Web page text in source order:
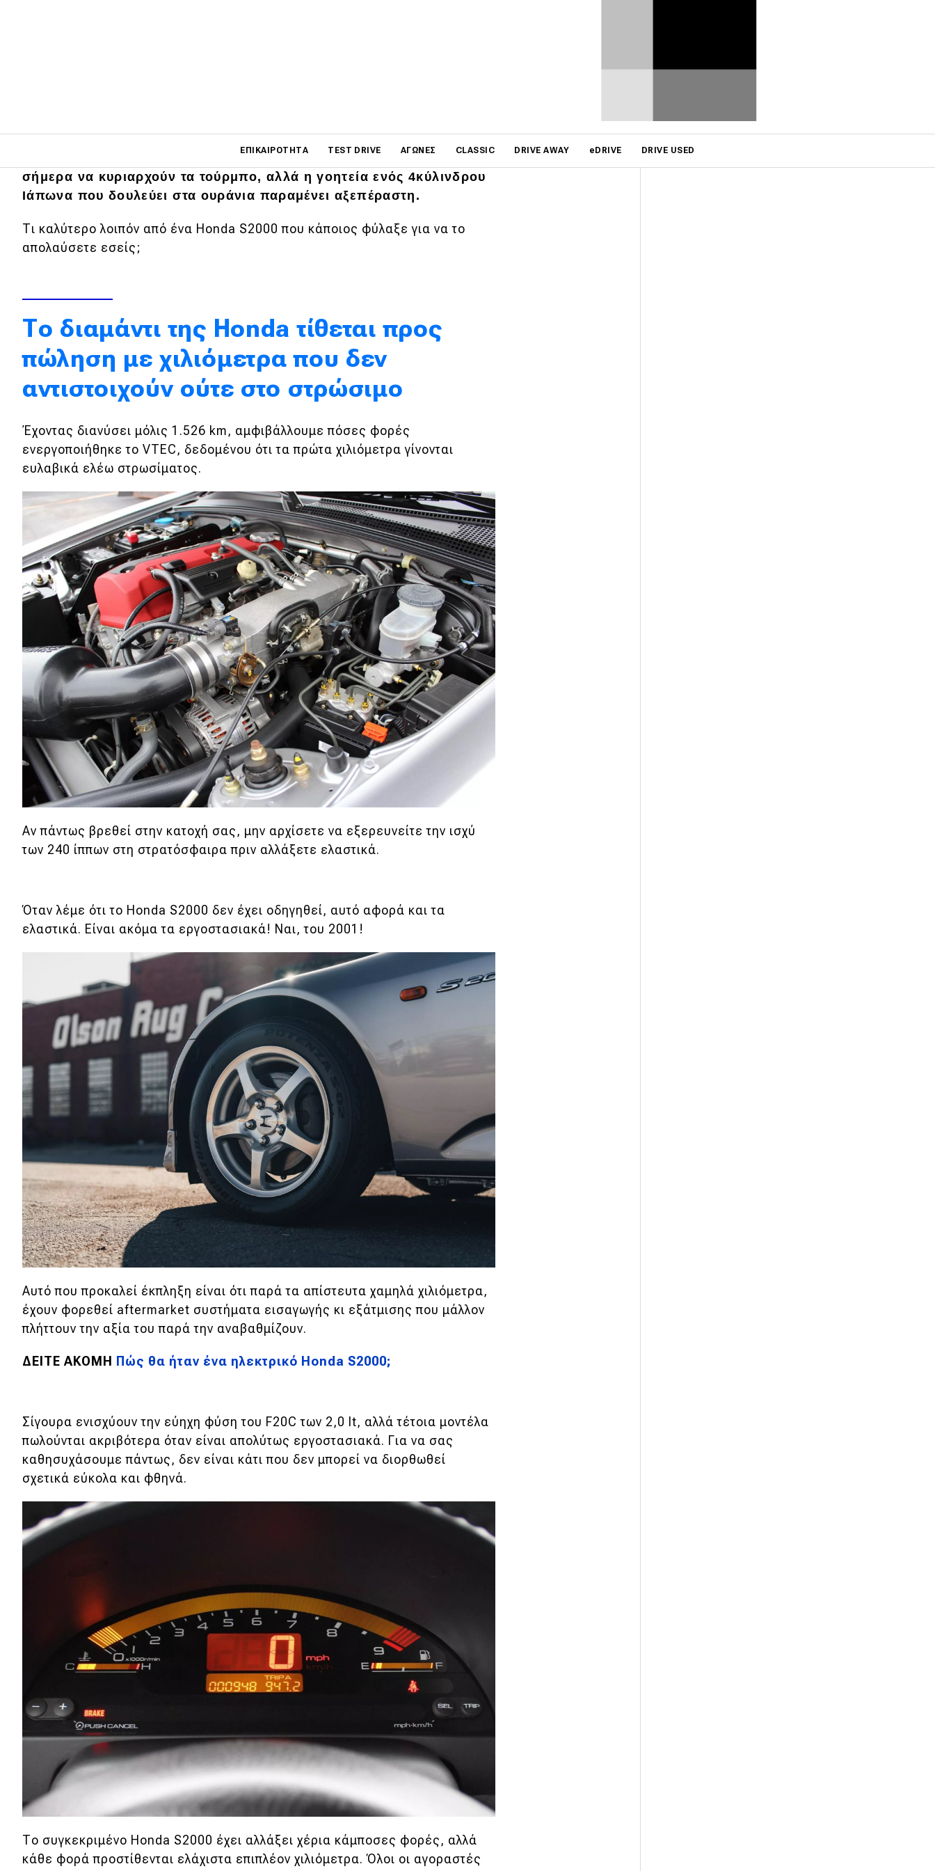
ΕΠΙΚΑΙΡΌΤΗΤΑ TEST DRIVE ΑΓΏΝΕΣ CLASSIC DRIVE AWAY eDRIVE DRIVE USED
Επικαιρότητα
Νέα μοντέλα
Ελλάδα
Κόσμος
Τεχνολογία
Ασφάλεια
Απόψεις
Test Drive
Δοκιμή
Αποστολή
Συγκρίνουμε
Αγώνες
Formula 1
WRC
Motorsport
Eco
Νέα
Mobility
Classic
Παρουσιάσεις
DRIVE Away
MOTO
Μεταχειρισμένο
Συμβουλές
Χρηστικά
Συμβουλές
Οδική βοήθεια
eDRIVE
σήμερα να κυριαρχούν τα τούρμπο, αλλά η γοητεία ενός 4κύλινδρου
Ιάπωνα που δουλεύει στα ουράνια παραμένει αξεπέραστη.
Τι καλύτερο λοιπόν από ένα Honda S2000 που κάποιος φύλαξε για να το
απολαύσετε εσείς;
Το διαμάντι της Honda τίθεται προς
πώληση με χιλιόμετρα που δεν
αντιστοιχούν ούτε στο στρώσιμο
Έχοντας διανύσει μόλις 1.526 km, αμφιβάλλουμε πόσες φορές
ενεργοποιήθηκε το VTEC, δεδομένου ότι τα πρώτα χιλιόμετρα γίνονται
ευλαβικά ελέω στρωσίματος.
Αν πάντως βρεθεί στην κατοχή σας, μην αρχίσετε να εξερευνείτε την ισχύ
των 240 ίππων στη στρατόσφαιρα πριν αλλάξετε ελαστικά.
Όταν λέμε ότι το Honda S2000 δεν έχει οδηγηθεί, αυτό αφορά και τα
ελαστικά. Είναι ακόμα τα εργοστασιακά! Ναι, του 2001!
Αυτό που προκαλεί έκπληξη είναι ότι παρά τα απίστευτα χαμηλά χιλιόμετρα,
έχουν φορεθεί aftermarket συστήματα εισαγωγής κι εξάτμισης που μάλλον
πλήττουν την αξία του παρά την αναβαθμίζουν.
ΔΕΙΤΕ ΑΚΟΜΗ Πώς θα ήταν ένα ηλεκτρικό Honda S2000;
Σίγουρα ενισχύουν την εύηχη φύση του F20C των 2,0 lt, αλλά τέτοια μοντέλα
πωλούνται ακριβότερα όταν είναι απολύτως εργοστασιακά. Για να σας
καθησυχάσουμε πάντως, δεν είναι κάτι που δεν μπορεί να διορθωθεί
σχετικά εύκολα και φθηνά.
Το συγκεκριμένο Honda S2000 έχει αλλάξει χέρια κάμποσες φορές, αλλά
κάθε φορά προστίθενται ελάχιστα επιπλέον χιλιόμετρα. Όλοι οι αγοραστές